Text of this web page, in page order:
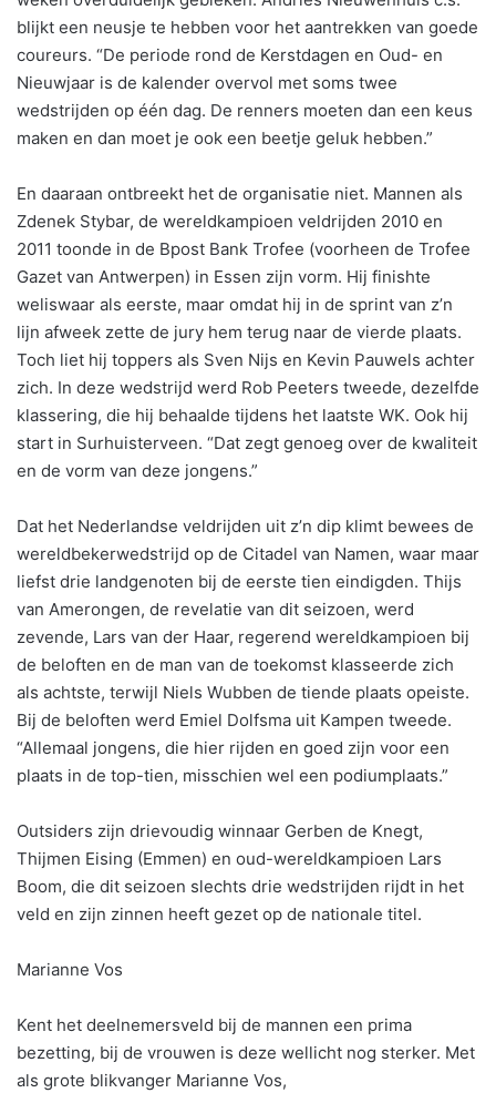
blijkt een neusje te hebben voor het aantrekken van goede
coureurs. “De periode rond de Kerstdagen en Oud- en
Nieuwjaar is de kalender overvol met soms twee
wedstrijden op één dag. De renners moeten dan een keus
maken en dan moet je ook een beetje geluk hebben.”
En daaraan ontbreekt het de organisatie niet. Mannen als
Zdenek Stybar, de wereldkampioen veldrijden 2010 en
2011 toonde in de Bpost Bank Trofee (voorheen de Trofee
Gazet van Antwerpen) in Essen zijn vorm. Hij finishte
weliswaar als eerste, maar omdat hij in de sprint van z’n
lijn afweek zette de jury hem terug naar de vierde plaats.
Toch liet hij toppers als Sven Nijs en Kevin Pauwels achter
zich. In deze wedstrijd werd Rob Peeters tweede, dezelfde
klassering, die hij behaalde tijdens het laatste WK. Ook hij
start in Surhuisterveen. “Dat zegt genoeg over de kwaliteit
en de vorm van deze jongens.”
Dat het Nederlandse veldrijden uit z’n dip klimt bewees de
wereldbekerwedstrijd op de Citadel van Namen, waar maar
liefst drie landgenoten bij de eerste tien eindigden. Thijs
van Amerongen, de revelatie van dit seizoen, werd
zevende, Lars van der Haar, regerend wereldkampioen bij
de beloften en de man van de toekomst klasseerde zich
als achtste, terwijl Niels Wubben de tiende plaats opeiste.
Bij de beloften werd Emiel Dolfsma uit Kampen tweede.
“Allemaal jongens, die hier rijden en goed zijn voor een
plaats in de top-tien, misschien wel een podiumplaats.”
Outsiders zijn drievoudig winnaar Gerben de Knegt,
Thijmen Eising (Emmen) en oud-wereldkampioen Lars
Boom, die dit seizoen slechts drie wedstrijden rijdt in het
veld en zijn zinnen heeft gezet op de nationale titel.
Marianne Vos
Kent het deelnemersveld bij de mannen een prima
bezetting, bij de vrouwen is deze wellicht nog sterker. Met
als grote blikvanger Marianne Vos,